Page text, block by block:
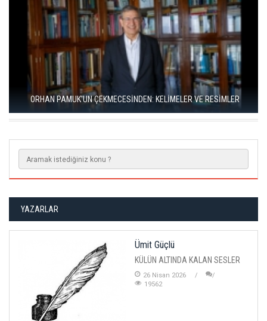
RIZA SÖNMEZ: ‘ANADOLU, SANILDIĞINDAN ÇOK DAHA VEGAN"
YAZARLAR
Ümit Güçlü
KÜLÜN ALTINDA KALAN SESLER
26 Nisan 2026
19562